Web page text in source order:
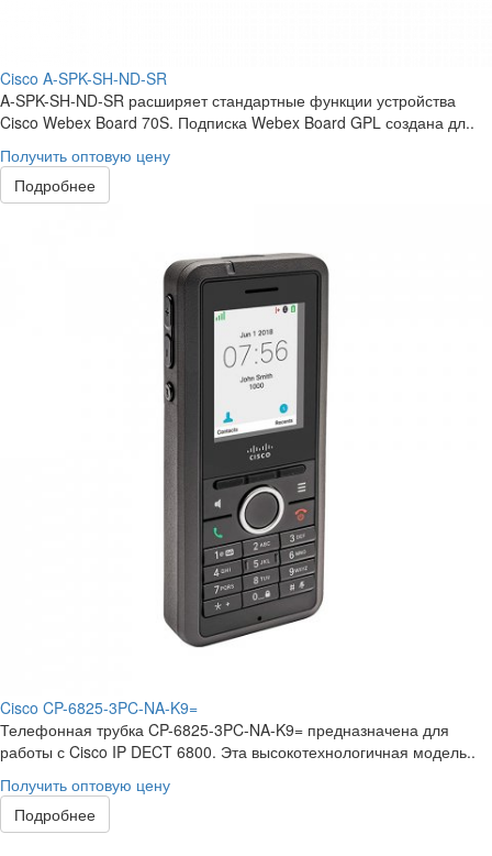
Cisco A-SPK-SH-ND-SR
A-SPK-SH-ND-SR расширяет стандартные функции устройства
Cisco Webex Board 70S. Подписка Webex Board GPL создана дл..
Получить оптовую цену
Подробнее
Cisco CP-6825-3PC-NA-K9=
Телефонная трубка CP-6825-3PC-NA-K9= предназначена для
работы с Cisco IP DECT 6800. Эта высокотехнологичная модель..
Получить оптовую цену
Подробнее